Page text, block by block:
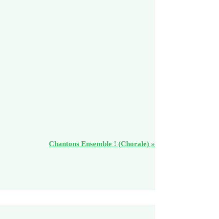
Chantons Ensemble ! (Chorale) »